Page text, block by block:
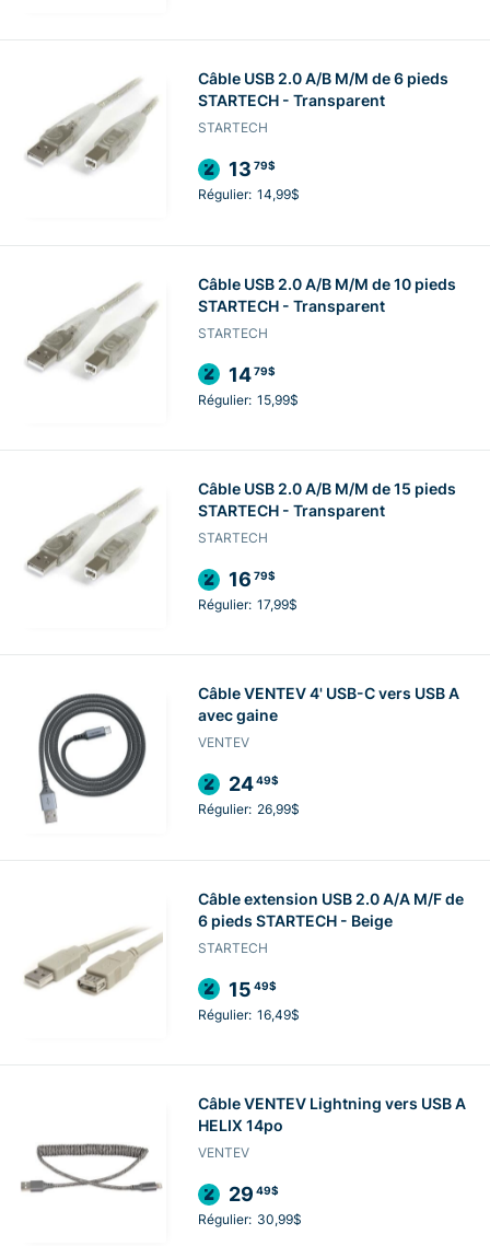
Câble USB 2.0 A/B M/M de 6 pieds
STARTECH - Transparent
STARTECH
13 79$
Régulier: 14,99$
Câble USB 2.0 A/B M/M de 10 pieds
STARTECH - Transparent
STARTECH
1479$
Régulier: 15,99$
Câble USB 2.0 A/B M/M de 15 pieds
STARTECH - Transparent
STARTECH
16 79$
Régulier: 17,99$
Câble VENTEV 4' USB-C vers USB A
avec gaine
VENTEV
2449$
Régulier: 26,99$
Câble extension USB 2.0 A/A M/F de
6 pieds STARTECH - Beige
STARTECH
15 49$
Régulier: 16,49$
Câble VENTEV Lightning vers USB A
HELIX 14po
VENTEV
29 49$
Régulier: 30,99$